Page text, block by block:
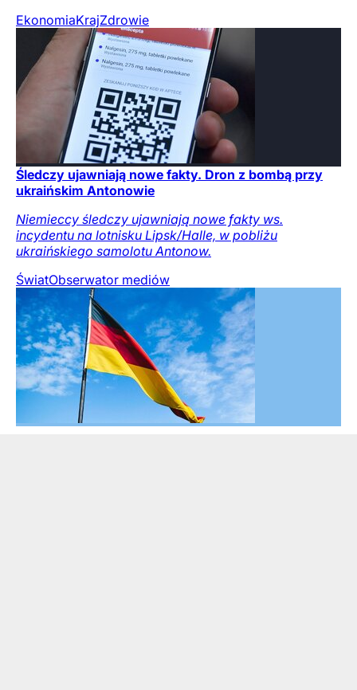
EkonomiaKrajZdrowie
Śledczy ujawniają nowe fakty. Dron z bombą przy
ukraińskim Antonowie
Niemieccy śledczy ujawniają nowe fakty ws.
incydentu na lotnisku Lipsk/Halle, w pobliżu
ukraińskiego samolotu Antonow.
ŚwiatObserwator mediów